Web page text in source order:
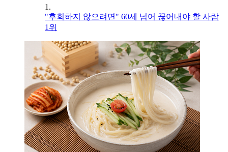
1.
"후회하지 않으려면" 60세 넘어 끊어내야 할 사람
1위